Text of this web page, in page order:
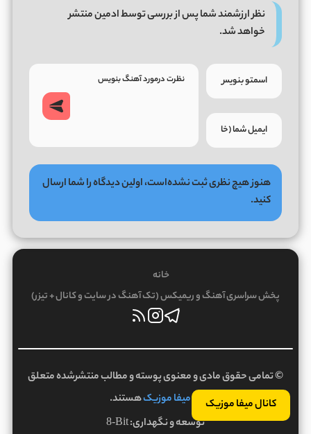
کانال میفا موزیک
نظر ارزشمند شما پس از بررسی توسط ادمین منتشر
خواهد شد.
هنوز هیچ نظری ثبت نشده‌است، اولین دیدگاه را شما ارسال
کنید.
خانه
پخش سراسری آهنگ و ریمیکس (تک آهنگ در سایت و کانال + تیزر)
© تمامی حقوق مادی و معنوی پوسته و مطالب منتشرشده متعلق
بهمیفا موزیکهستند.
توسعه و نگهداری:8-Bit